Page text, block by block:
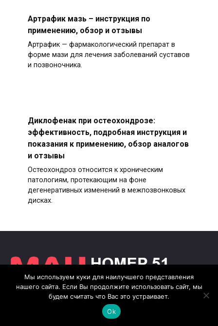
Артрафик мазь – инструкция по
применению, обзор и отзывы
Артрафик — фармакологический препарат в
форме мази для лечения заболеваний суставов
и позвоночника.
Диклофенак при остеохондрозе:
эффективность, подробная инструкция и
показания к применению, обзор аналогов
и отзывы
Остеохондроз относится к хроническим
патологиям, протекающим на фоне
дегенеративных изменений в межпозвонковых
дисках.
Этот сайт не имеет никакого отношения ни к
одной указанной на нем организации. Целью
данного интернет ресурса является
информирование посетителей. Администрация
Мы используем куки для наилучшего представления
нашего сайта. Если Вы продолжите использовать сайт, мы
будем считать что Вас это устраивает.
Ok